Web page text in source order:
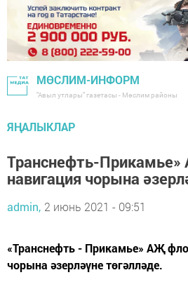
МӨСЛИМ-ИНФОРМ
"Авыл утлары" газетасы - Мөслим районы
ЯҢАЛЫКЛАР
Транснефть-
навигация чорына
admin, 2 июнь 2021 - 09:51
«Транснефть - Прикамье» АҖ
чорына әзерләүне төгәлләде.